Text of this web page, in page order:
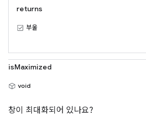
returns
부울
isMaximized
void
창이 최대화되어 있나요?